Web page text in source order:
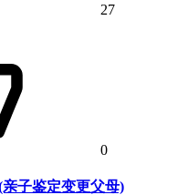
27
0
子鉴定变更父母)